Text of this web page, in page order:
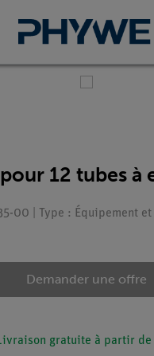
12 tubes à
00 | Type : Équipement et
Demander une offre
gratuite à partir